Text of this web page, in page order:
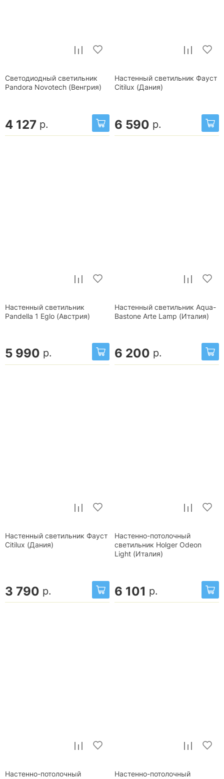
Светодиодный светильник
Pandora Novotech (Венгрия)
4 127 р.
Настенный светильник Фауст
Citilux (Дания)
6 590 р.
Настенный светильник
Pandella 1 Eglo (Австрия)
5 990 р.
Настенный светильник Aqua-
Bastone Arte Lamp (Италия)
6 200 р.
Настенный светильник Фауст
Citilux (Дания)
3 790 р.
Настенно-потолочный
светильник Holger Odeon
Light (Италия)
6 101 р.
Настенно-потолочный
Настенно-потолочный